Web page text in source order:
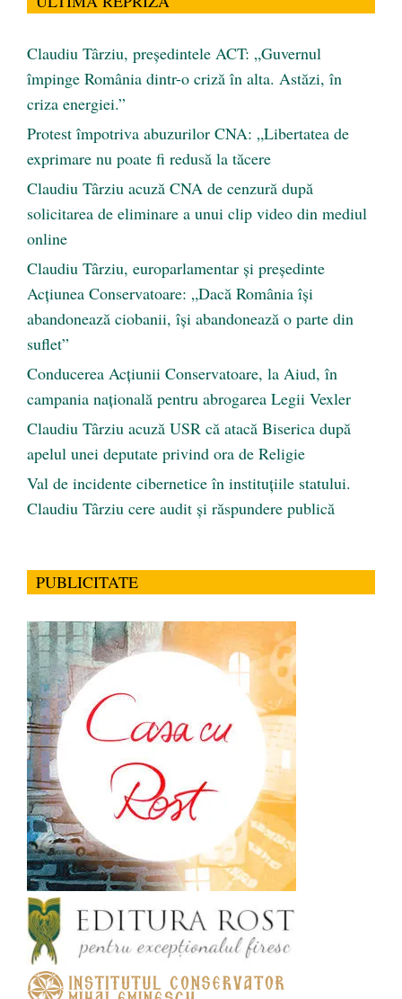
Claudiu Târziu, președintele ACT: „Guvernul
împinge România dintr-o criză în alta. Astăzi, în
criza energiei.”
Protest împotriva abuzurilor CNA: „Libertatea de
exprimare nu poate fi redusă la tăcere
Claudiu Târziu acuză CNA de cenzură după
solicitarea de eliminare a unui clip video din mediul
online
Claudiu Târziu, europarlamentar și președinte
Acțiunea Conservatoare: „Dacă România își
abandonează ciobanii, își abandonează o parte din
suflet”
Conducerea Acțiunii Conservatoare, la Aiud, în
campania națională pentru abrogarea Legii Vexler
Claudiu Târziu acuză USR că atacă Biserica după
apelul unei deputate privind ora de Religie
Val de incidente cibernetice în instituțiile statului.
Claudiu Târziu cere audit și răspundere publică
PUBLICITATE